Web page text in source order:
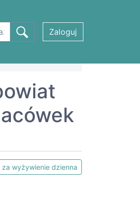
Zaloguj
za wyżywienie dzienna